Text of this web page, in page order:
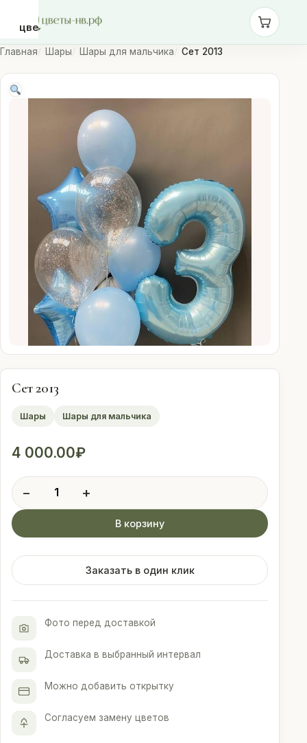
цветы-
нв.рф
Розы
Монобукеты
Сборные
букеты
Шары
Доставка
Оплата
подписки
Контакты
086-59-99
Главная Шары Шары для мальчика Сет 2013
Сет 2013
Шары Шары для мальчика
4 000.00₽
−
Количество
товара
Сет
2013
+
В корзину
Заказать в один клик
Фото перед доставкой
Доставка в выбранный интервал
Можно добавить открытку
Согласуем замену цветов